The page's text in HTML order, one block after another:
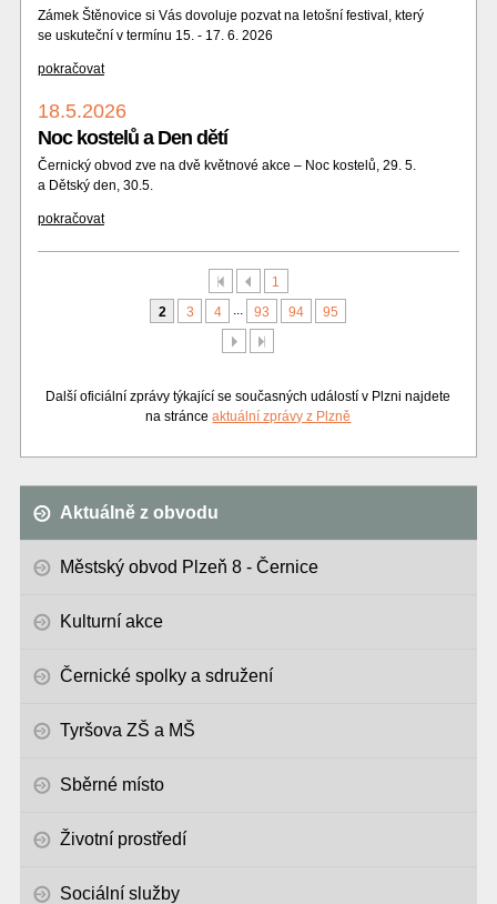
Zámek Štěnovice si Vás dovoluje pozvat na letošní festival, který
se uskuteční v termínu 15. - 17. 6. 2026
pokračovat
18.5.2026
Noc kostelů a Den dětí
Černický obvod zve na dvě květnové akce – Noc kostelů, 29. 5.
a Dětský den, 30.5.
pokračovat
PrvníPředchozí
1
2
3 4 ... 93 94
95
DalšíPoslední
Další oficiální zprávy týkající se současných událostí v Plzni najdete
na stránceaktuální zprávy z Plzně
Aktuálně z obvodu
Městský obvod Plzeň 8 - Černice
Kulturní akce
Černické spolky a sdružení
Tyršova ZŠ a MŠ
Sběrné místo
Životní prostředí
Sociální služby